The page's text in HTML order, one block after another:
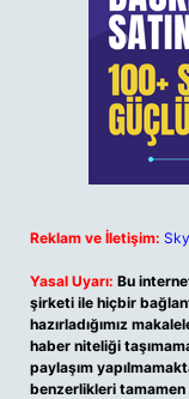
Reklam ve İletişim:
Yasal Uyarı: Bu
şirketi ile hiçbir
hazırladığımız
haber niteliği
paylaşım
benzerlikleri